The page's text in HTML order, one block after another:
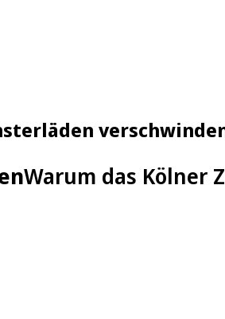
Warum das Kölner